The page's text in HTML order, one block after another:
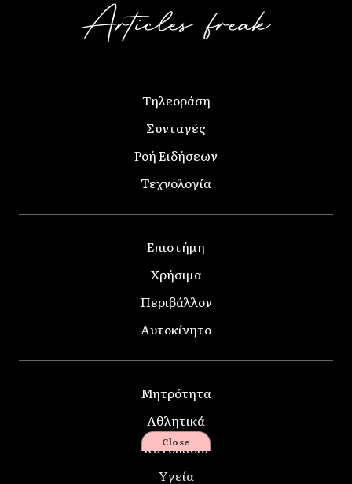
Τηλεοράση
Συνταγές
Ροή Ειδήσεων
Τεχνολογία
Επιστήμη
Χρήσιμα
Περιβάλλον
Αυτοκίνητο
Μητρότητα
Αθλητικά
Κατοικίδια
Υγεία
Close